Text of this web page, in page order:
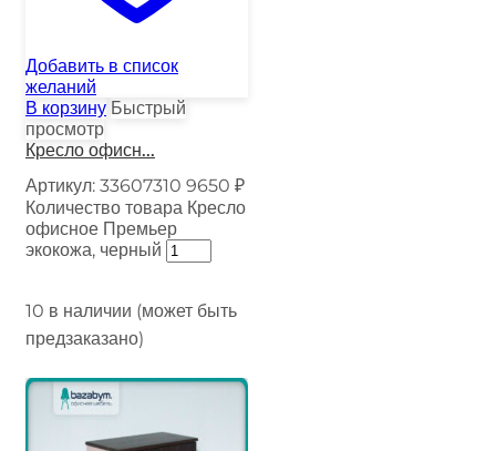
Добавить в список
желаний
В корзину Быстрый
просмотр
Кресло офисн...
Артикул: 33607310 9650 ₽
Количество товара Кресло
офисное Премьер
экокожа, черный
10 в наличии (может быть
предзаказано)